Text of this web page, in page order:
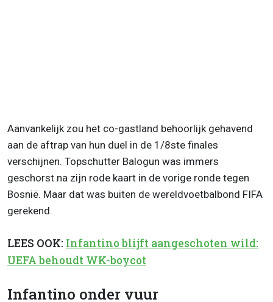
Aanvankelijk zou het co-gastland behoorlijk gehavend
aan de aftrap van hun duel in de 1/8ste finales
verschijnen. Topschutter Balogun was immers
geschorst na zijn rode kaart in de vorige ronde tegen
Bosnië. Maar dat was buiten de wereldvoetbalbond FIFA
gerekend.
LEES OOK: Infantino blijft aangeschoten wild:
UEFA behoudt WK-boycot
Infantino onder vuur